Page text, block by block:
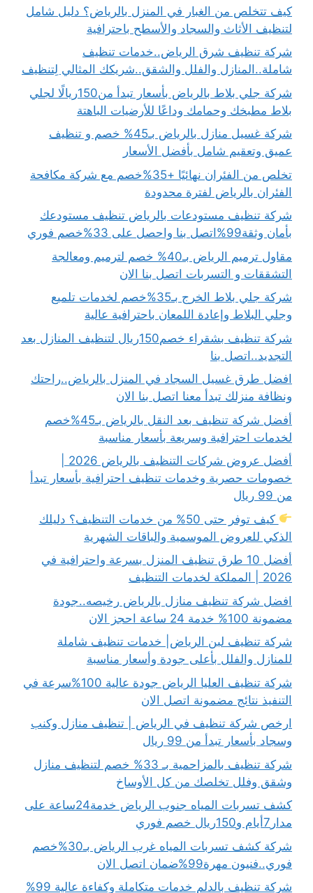
كيف تتخلص من الغبار في المنزل بالرياض؟ دليل شامل
لتنظيف الأثاث والسجاد والأسطح باحترافية
شركة تنظيف شرق الرياض..خدمات تنظيف
شاملة..المنازل والفلل والشقق..شريكك المثالي لِتنظيف
شركة جلي بلاط بالرياض بأسعار تبدأ من150ريالًا لجلي
بلاط مطبخك وحمامك وداعًا للأرضيات الباهتة
شركة غسيل منازل بالرياض بـ45% خصم و تنظيف
عميق وتعقيم شامل بأفضل الأسعار
تخلص من الفئران نهائيًا +35%خصم مع شركة مكافحة
الفئران بالرياض لفترة محدودة
شركة تنظيف مستودعات بالرياض تنظيف مستودعك
بأمان وثقة99%اتصل بنا واحصل على 33%خصم فوري
مقاول ترميم الرياض بـ40% خصم لترميم ومعالجة
التشققات و التسربات اتصل بنا الان
شركة جلي بلاط الخرج بـ35%خصم لخدمات تلميع
وجلي البلاط وإعادة اللمعان باحترافية عالية
شركة تنظيف بشقراء خصم150ريال لتنظيف المنازل بعد
التجديد..اتصل بنا
افضل طرق غسيل السجاد في المنزل بالرياض..راحتك
ونظافة منزلك تبدأ معنا اتصل بنا الان
أفضل شركة تنظيف بعد النقل بالرياض بـ45%خصم
لخدمات احترافية وسريعة بأسعار مناسبة
خصومات حصرية وخدمات تنظيف احترافية بأسعار تبدأ
من 99 ريال
كيف توفر حتى 50% من خدمات التنظيف؟ دليلك
الذكي للعروض الموسمية والباقات الشهرية
أفضل 10 طرق تنظيف المنزل بسرعة واحترافية في
2026 | المملكة لخدمات التنظيف
افضل شركة تنظيف منازل بالرياض رخيصه..جودة
مضمونة 100% خدمة 24 ساعة احجز الان
شركة تنظيف لبن الرياض| خدمات تنظيف شاملة
للمنازل والفلل بأعلى جودة وأسعار مناسبة
شركة تنظيف العليا الرياض جودة عالية 100%سرعة في
التنفيذ نتائج مضمونة اتصل الان
ارخص شركة تنظيف في الرياض | تنظيف منازل وكنب
وسجاد بأسعار تبدأ من 99 ريال
شركة تنظيف بالمزاحمية بـ 33% خصم لتنظيف منازل
وشقق وفلل تخلصك من كل الأوساخ
كشف تسربات المياه جنوب الرياض خدمة24ساعة على
مدار7أيام و150ريال خصم فوري
شركة كشف تسربات المياه غرب الرياض بـ30%خصم
فوري..فنيون مهرة99%ضمان اتصل الان
شركة تنظيف بالدلم خدمات متكاملة وكفاءة عالية 99%